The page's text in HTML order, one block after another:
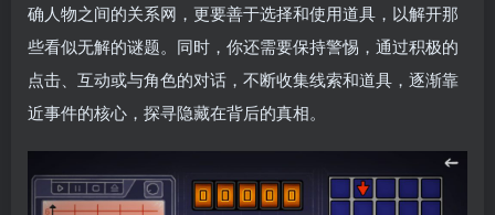
确人物之间的关系网，更要善于选择和使用道具，以解开那
些看似无解的谜题。同时，你还需要保持警惕，通过积极的
点击、互动或与角色的对话，不断收集线索和道具，逐渐靠
近事件的核心，探寻隐藏在背后的真相。